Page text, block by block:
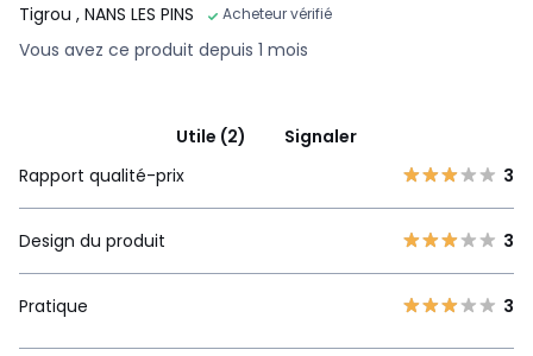
Tigrou , NANS LES PINS Acheteur vérifié
Vous avez ce produit depuis 1 mois
Utile (2)
Signaler
Rapport qualité-prix
3
Design du produit 3
Pratique 3